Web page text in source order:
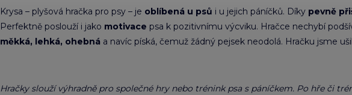
Krysa – plyšová hračka pro psy – je oblíbená u psů i u jejich páníčků. Díky pevně
Perfektně poslouží i jako motivace psa k pozitivnímu výcviku. Hračce nechybí
měkká, lehká, ohebná a navíc píská, čemuž žádný pejsek neodolá. Hračku jsme
Hračky slouží výhradně pro společné hry nebo trénink psa s páníčkem. Po hře či